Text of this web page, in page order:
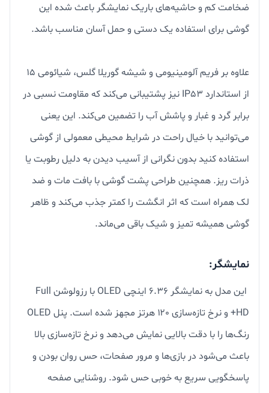
ضخامت کم و حاشیه‌های باریک نمایشگر باعث شده این
گوشی برای استفاده یک دستی و حمل آسان مناسب باشد.
علاوه بر فریم آلومینیومی و شیشه گوریلا گلس، شیائومی ۱۵
از استاندارد IP53 نیز پشتیبانی می‌کند که مقاومت نسبی در
برابر گرد و غبار و پاشش آب را تضمین می‌کند. این یعنی
می‌توانید با خیال راحت در شرایط محیطی معمولی از گوشی
استفاده کنید بدون نگرانی از آسیب دیدن به دلیل رطوبت یا
ذرات ریز. همچنین طراحی پشت گوشی با بافت مات و ضد
لک همراه است که اثر انگشت را کمتر جذب می‌کند و ظاهر
گوشی همیشه تمیز و شیک باقی می‌ماند.
نمایشگر:
این مدل به نمایشگر ۶.۳۶ اینچی OLED با رزولوشن Full
HD+ و نرخ تازه‌سازی ۱۲۰ هرتز مجهز شده است. پنل OLED
رنگ‌ها را با دقت بالایی نمایش می‌دهد و نرخ تازه‌سازی بالا
باعث می‌شود در بازی‌ها و مرور صفحات، حس روان بودن و
پاسخگویی سریع به خوبی حس شود. روشنایی صفحه